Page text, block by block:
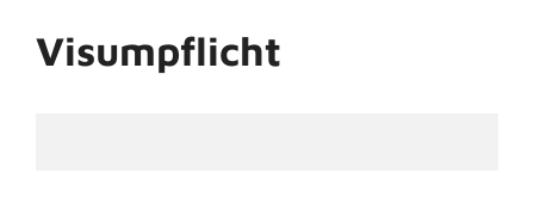
Visumpflicht